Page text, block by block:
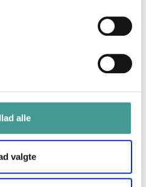
alle
valgte
dem. Men du er mere
og dit privatliv.